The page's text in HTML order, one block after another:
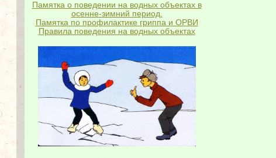
Памятка о поведении на водных объектах в
осенне-зимний период.
Памятка по профилактике гриппа и ОРВИ
Правила поведения на водных объектах